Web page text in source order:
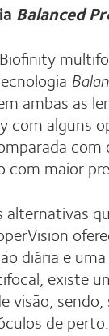
Balanced
ambas as
com alguns
com maior
alternativas
diária e
existe
visão,
de perto.